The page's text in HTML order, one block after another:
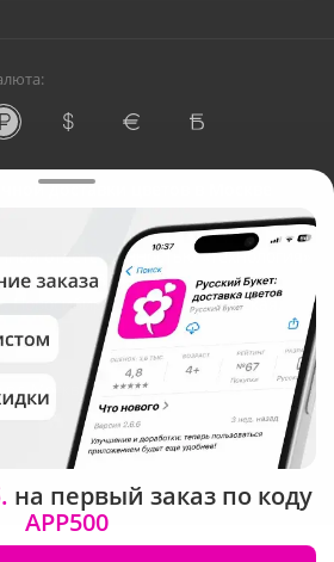
доставки цветов в Москве
ответственностью «Технология»
ИНН: 5410081997
Новосибирск, ул. Ипподромская,
в г. Москва
на первый заказ по коду
APP500